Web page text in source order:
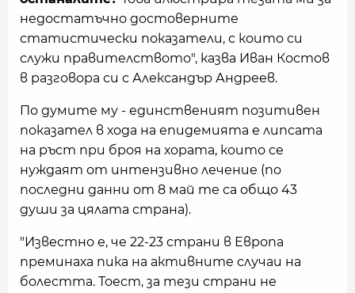
недостатъчно достоверните
статистически показатели, с които си
служи правителството", казва Иван Костов
в разговора си с Александър Андреев.
По думите му - единственият позитивен
показател в хода на епидемията е липсата
на ръст при броя на хората, които се
нуждаят от интензивно лечение (по
последни данни от 8 май те са общо 43
души за цялата страна).
"Известно е, че 22-23 страни в Европа
преминаха пика на активните случаи на
болестта. Тоест, за тези страни не